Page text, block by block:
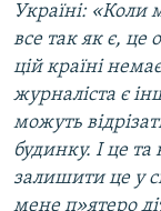
Україні: «Коли
все так як є, це
цій країні
журналіста є
можуть
будинку. І це
залишити це у
мене п»ятеро